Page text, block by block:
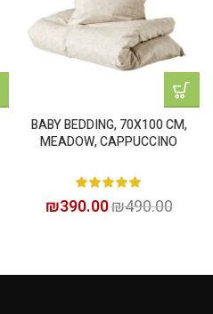
BABY BEDDING, 70X100 CM,
MEADOW, CAPPUCCINO
₪490.00
₪390.00